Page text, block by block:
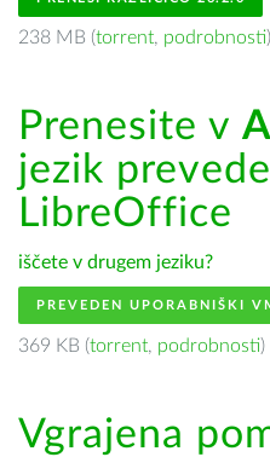
238 MB (torrent, podrobnosti)
Prenesite v
jezik
LibreOffice
iščete v drugem jeziku?
PREVEDEN UPORABNIŠKI
369 KB (torrent, podrobnosti)
Vgrajena